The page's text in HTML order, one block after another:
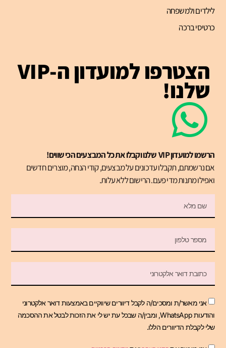
לילדים ולמשפחה
כרטיסי ברכה
הצטרפו למועדון ה-VIP
שלנו!
הרשמו למועדון VIP שלנו וקבלו את כל המבצעים הכי שווים!
אם נרשמתם, תקבלו עדכונים על מבצעים, קודי הנחה, מוצרים חדשים
ואפילו מתנות מדי פעם. הרישום ללא עלות.
אני מאשר/ת ומסכים/ה לקבל דיוורים שיווקיים באמצעות דואר אלקטרוני
והודעות WhatsApp, ומבין/ה שבכל עת יש לי את הזכות לבטל את ההסכמה
שלי לקבלת הדיוורים הללו.